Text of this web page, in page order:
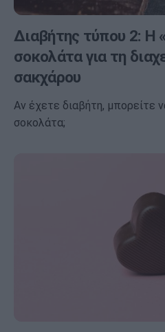
Διαβήτης τύπου 2: Η
σοκολάτα για τη
σακχάρου
Αν έχετε διαβήτη, μπορείτε
σοκολάτα;